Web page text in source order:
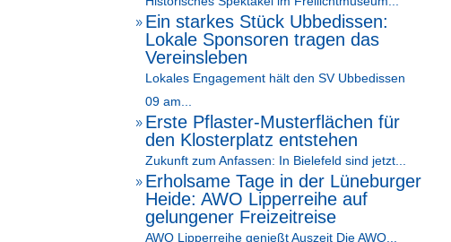
9 Ein starkes Stück Ubbedissen:
Lokale Sponsoren tragen das
Vereinsleben
Lokales Engagement hält den SV Ubbedissen
09 am...
9 Erste Pflaster-Musterflächen für
den Klosterplatz entstehen
Zukunft zum Anfassen: In Bielefeld sind jetzt...
9 Erholsame Tage in der Lüneburger
Heide: AWO Lipperreihe auf
gelungener Freizeitreise
AWO Lipperreihe genießt Auszeit Die AWO...